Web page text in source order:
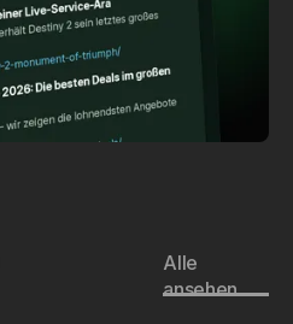
Alle
ansehen